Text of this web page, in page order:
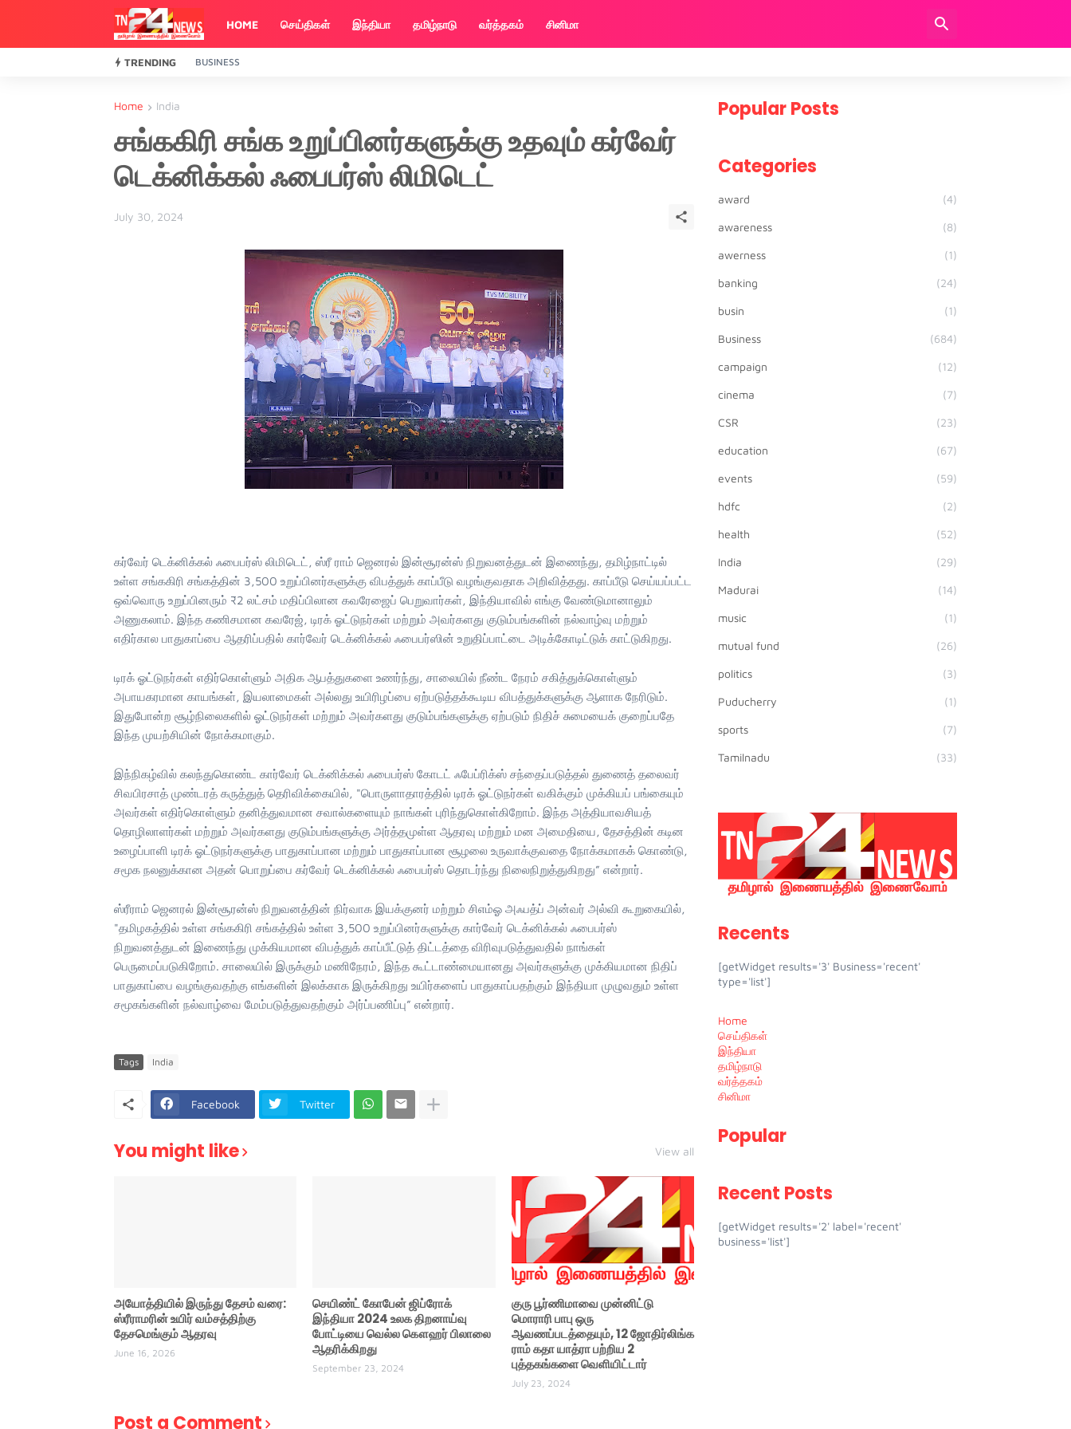
HOME செய்திகள் இந்தியா தமிழ்நாடு வர்த்தகம் சினிமா
TRENDING BUSINESS
Home India
சங்ககிரி சங்க உறுப்பினர்களுக்கு உதவும் கர்வேர்
டெக்னிக்கல் ஃபைபர்ஸ் லிமிடெட்
July 30, 2024
கர்வேர் டெக்னிக்கல் ஃபைபர்ஸ் லிமிடெட், ஸ்ரீ ராம் ஜெனரல் இன்சூரன்ஸ் நிறுவனத்துடன் இணைந்து, தமிழ்நாட்டில்
உள்ள சங்ககிரி சங்கத்தின் 3,500 உறுப்பினர்களுக்கு விபத்துக் காப்பீடு வழங்குவதாக அறிவித்தது. காப்பீடு செய்யப்பட்ட
ஒவ்வொரு உறுப்பினரும் ₹2 லட்சம் மதிப்பிலான கவரேஜைப் பெறுவார்கள், இந்தியாவில் எங்கு வேண்டுமானாலும்
அணுகலாம். இந்த கணிசமான கவரேஜ், டிரக் ஓட்டுநர்கள் மற்றும் அவர்களது குடும்பங்களின் நல்வாழ்வு மற்றும்
எதிர்கால பாதுகாப்பை ஆதரிப்பதில் கார்வேர் டெக்னிக்கல் ஃபைபர்ஸின் உறுதிப்பாட்டை அடிக்கோடிட்டுக் காட்டுகிறது.
டிரக் ஓட்டுநர்கள் எதிர்கொள்ளும் அதிக ஆபத்துகளை உணர்ந்து, சாலையில் நீண்ட நேரம் சகித்துக்கொள்ளும்
அபாயகரமான காயங்கள், இயலாமைகள் அல்லது உயிரிழப்பை ஏற்படுத்தக்கூடிய விபத்துக்களுக்கு ஆளாக நேரிடும்.
இதுபோன்ற சூழ்நிலைகளில் ஓட்டுநர்கள் மற்றும் அவர்களது குடும்பங்களுக்கு ஏற்படும் நிதிச் சுமையைக் குறைப்பதே
இந்த முயற்சியின் நோக்கமாகும்.
இந்நிகழ்வில் கலந்துகொண்ட கார்வேர் டெக்னிக்கல் ஃபைபர்ஸ் கோடட் ஃபேப்ரிக்ஸ் சந்தைப்படுத்தல் துணைத் தலைவர்
சிவபிரசாத் முண்டரத் கருத்துத் தெரிவிக்கையில், "பொருளாதாரத்தில் டிரக் ஓட்டுநர்கள் வகிக்கும் முக்கியப் பங்கையும்
அவர்கள் எதிர்கொள்ளும் தனித்துவமான சவால்களையும் நாங்கள் புரிந்துகொள்கிறோம். இந்த அத்தியாவசியத்
தொழிலாளர்கள் மற்றும் அவர்களது குடும்பங்களுக்கு அர்த்தமுள்ள ஆதரவு மற்றும் மன அமைதியை, தேசத்தின் கடின
உழைப்பாளி டிரக் ஓட்டுநர்களுக்கு பாதுகாப்பான மற்றும் பாதுகாப்பான சூழலை உருவாக்குவதை நோக்கமாகக் கொண்டு,
சமூக நலனுக்கான அதன் பொறுப்பை கர்வேர் டெக்னிக்கல் ஃபைபர்ஸ் தொடர்ந்து நிலைநிறுத்துகிறது” என்றார்.
ஸ்ரீராம் ஜெனரல் இன்சூரன்ஸ் நிறுவனத்தின் நிர்வாக இயக்குனர் மற்றும் சிஎம்ஓ அஃபத்ப் அன்வர் அல்வி கூறுகையில்,
"தமிழகத்தில் உள்ள சங்ககிரி சங்கத்தில் உள்ள 3,500 உறுப்பினர்களுக்கு கார்வேர் டெக்னிக்கல் ஃபைபர்ஸ்
நிறுவனத்துடன் இணைந்து முக்கியமான விபத்துக் காப்பீட்டுத் திட்டத்தை விரிவுபடுத்துவதில் நாங்கள்
பெருமைப்படுகிறோம். சாலையில் இருக்கும் மணிநேரம், இந்த கூட்டாண்மையானது அவர்களுக்கு முக்கியமான நிதிப்
பாதுகாப்பை வழங்குவதற்கு எங்களின் இலக்காக இருக்கிறது உயிர்களைப் பாதுகாப்பதற்கும் இந்தியா முழுவதும் உள்ள
சமூகங்களின் நல்வாழ்வை மேம்படுத்துவதற்கும் அர்ப்பணிப்பு” என்றார்.
Tags India
Facebook Twitter
You might like View all
அயோத்தியில் இருந்து தேசம் வரை:
ஸ்ரீராமரின் உயிர் வம்சத்திற்கு
தேசமெங்கும் ஆதரவு
June 16, 2026
செயிண்ட் கோபேன் ஜிப்ரோக்
இந்தியா 2024 உலக திறனாய்வு
போட்டியை வெல்ல கௌஹர் பிலாலை
ஆதரிக்கிறது
September 23, 2024
குரு பூர்ணிமாவை முன்னிட்டு
மொராரி பாபு ஒரு
ஆவணப்படத்தையும், 12 ஜோதிர்லிங்க
ராம் கதா யாத்ரா பற்றிய 2
புத்தகங்களை வெளியிட்டார்
July 23, 2024
Post a Comment
Popular Posts
Categories
award (4)
awareness (8)
awerness (1)
banking (24)
busin (1)
Business (684)
campaign (12)
cinema (7)
CSR (23)
education (67)
events (59)
hdfc (2)
health (52)
India (29)
Madurai (14)
music (1)
mutual fund (26)
politics (3)
Puducherry (1)
sports (7)
Tamilnadu (33)
Recents
[getWidget results='3' Business='recent'
type='list']
Home
செய்திகள்
இந்தியா
தமிழ்நாடு
வர்த்தகம்
சினிமா
Popular
Recent Posts
[getWidget results='2' label='recent'
business='list']